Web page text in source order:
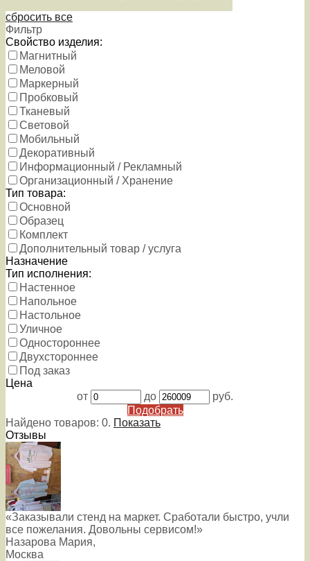
сбросить все
Фильтр
Свойство изделия:
Магнитный
Меловой
Маркерный
Пробковый
Тканевый
Световой
Мобильный
Декоративный
Информационный / Рекламный
Организационный / Хранение
Тип товара:
Основной
Образец
Комплект
Дополнительный товар / услуга
Назначение
Тип исполнения:
Настенное
Напольное
Настольное
Уличное
Одностороннее
Двухстороннее
Под заказ
Цена
от
до
руб.
Подобрать
Найдено товаров: 0. Показать
Отзывы
«Заказывали стенд на маркет. Сработали быстро, учли
все пожелания. Довольны сервисом!»
Назарова Мария,
Москва